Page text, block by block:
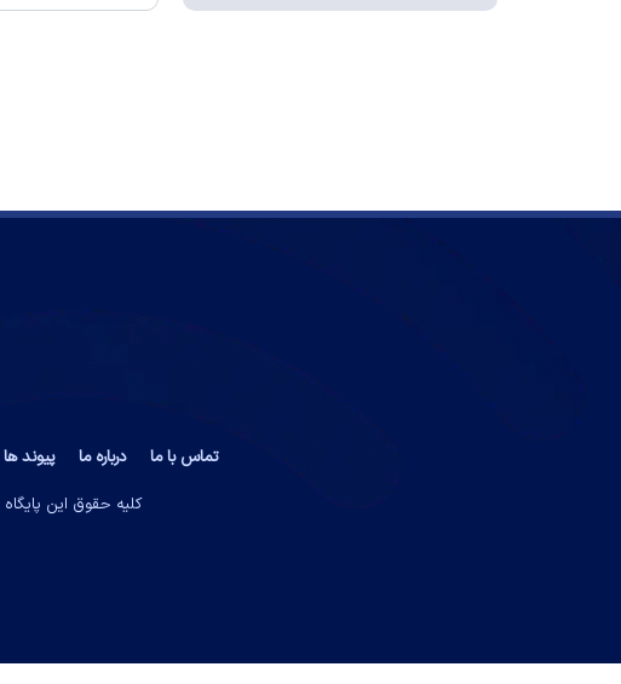
تماس با ما درباره ما پیوند ها
کلیه حقوق این